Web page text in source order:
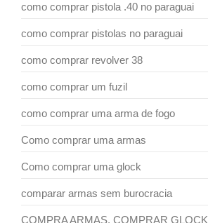
como comprar pistola .40 no paraguai
como comprar pistolas no paraguai
como comprar revolver 38
como comprar um fuzil
como comprar uma arma de fogo
Como comprar uma armas
Como comprar uma glock
comparar armas sem burocracia
COMPRA ARMAS. COMPRAR GLOCK